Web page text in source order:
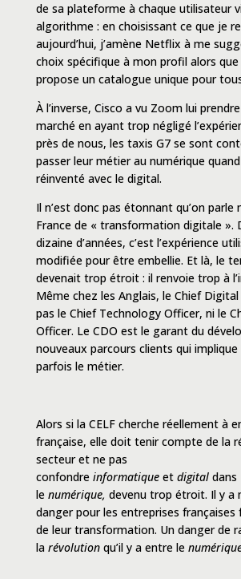
de sa plateforme à chaque utilisateur
algorithme : en choisissant ce que je
aujourd’hui, j’amène Netflix à me
choix spécifique à mon profil alors que
propose un catalogue unique pour
À l’inverse, Cisco a vu Zoom lui
marché en ayant trop négligé
près de nous, les taxis G7 se sont
passer leur métier au numérique quand
réinventé avec le digital.
Il n’est donc pas étonnant qu’on parle
France de « transformation digitale ».
dizaine d’années, c’est l’expérience
modifiée pour être embellie. Et là, le
devenait trop étroit : il renvoie trop à
Même chez les Anglais, le Chief Digital
pas le Chief Technology Officer, ni le
Officer. Le CDO est le garant du
nouveaux parcours clients qui
parfois le métier.
Alors si la CELF cherche réellement à
française, elle doit tenir compte de la
secteur et ne pas
confondre informatique et digital dans
le numérique, devenu trop étroit. Il y a
danger pour les entreprises françaises
de leur transformation. Un danger de
la révolution qu’il y a entre le